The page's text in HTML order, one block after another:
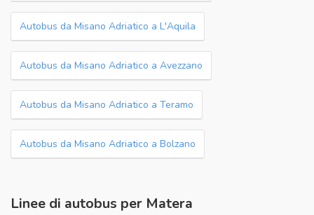
Autobus da Misano Adriatico a L'Aquila
Autobus da Misano Adriatico a Avezzano
Autobus da Misano Adriatico a Teramo
Autobus da Misano Adriatico a Bolzano
Linee di autobus per Matera